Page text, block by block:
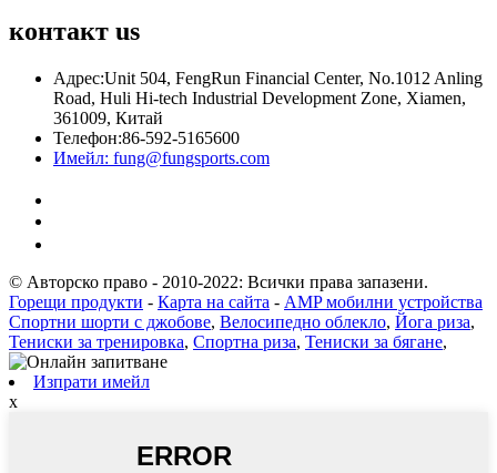
контакт us
Адрес:Unit 504, FengRun Financial Center, No.1012 Anling
Road, Huli Hi-tech Industrial Development Zone, Xiamen,
361009, Китай
Телефон:86-592-5165600
Имейл: fung@fungsports.com
© Авторско право - 2010-2022: Всички права запазени.
Горещи продукти - Карта на сайта - AMP мобилни устройства
Спортни шорти с джобове, Велосипедно облекло, Йога риза,
Тениски за тренировка, Спортна риза, Тениски за бягане,
Изпрати имейл
x